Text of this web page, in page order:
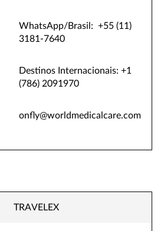
WhatsApp/Brasil: +55 (11)
3181-7640
Destinos Internacionais: +1
(786) 2091970
onfly@worldmedicalcare.com
TRAVELEX